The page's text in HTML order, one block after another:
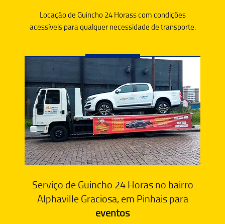
Locação de Guincho 24 Horass com condições
acessíveis para qualquer necessidade de transporte.
Serviço de Guincho 24 Horas no bairro
Alphaville Graciosa, em Pinhais para
eventos